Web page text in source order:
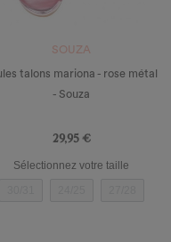
SOUZA
talons mariona - rose métal
- Souza
29,95 €
Sélectionnez votre taille